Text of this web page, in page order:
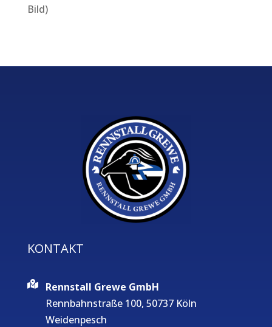
Bild)
KONTAKT
Rennstall Grewe GmbH
Rennbahnstraße 100, 50737 Köln
Weidenpesch